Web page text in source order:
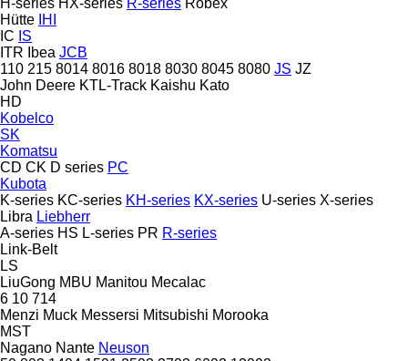
Hütte IHI
IC IS
ITR
Ibea JCB
110 215 8014 8016 8018 8030 8045 8080 JS JZ
John Deere KTL-Track Kaishu Kato
HD
Kobelco
SK
Komatsu
CD CK D series PC
Kubota
K-series KC-series KH-series KX-series U-series X-series
Libra Liebherr
A-series HS L-series PR R-series
Link-Belt
LS
LiuGong MBU Manitou Mecalac
6 10 714
Menzi Muck Messersi Mitsubishi Morooka
MST
Nagano Nante Neuson